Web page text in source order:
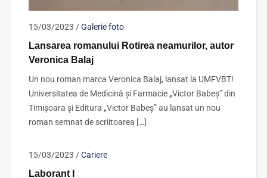
15/03/2023 /Galerie foto
Lansarea romanului Rotirea neamurilor, autor
Veronica Balaj
Un nou roman marca Veronica Balaj, lansat la UMFVBT!
Universitatea de Medicină şi Farmacie „Victor Babeş” din
Timişoara și Editura „Victor Babeş” au lansat un nou
roman semnat de scriitoarea […]
15/03/2023 /Cariere
Laborant I